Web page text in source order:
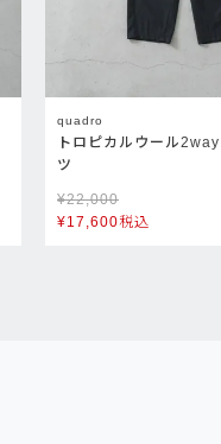
quadro
トロピカルウール
ツ
¥22,000
¥17,600税込